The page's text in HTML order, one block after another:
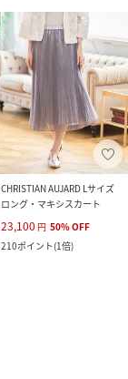
CHRISTIAN AUJARD Lサイズ
ロング・マキシスカート
23,100 円 50%OFF
210ポイント(1倍)